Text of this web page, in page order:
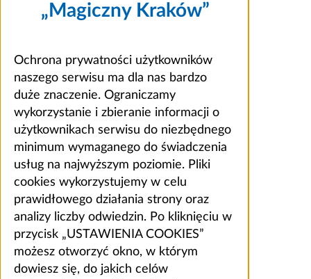
„Magiczny Kraków”
Ochrona prywatności użytkowników
naszego serwisu ma dla nas bardzo
duże znaczenie. Ograniczamy
wykorzystanie i zbieranie informacji o
użytkownikach serwisu do niezbędnego
minimum wymaganego do świadczenia
usług na najwyższym poziomie. Pliki
cookies wykorzystujemy w celu
prawidłowego działania strony oraz
analizy liczby odwiedzin. Po kliknięciu w
przycisk „USTAWIENIA COOKIES”
możesz otworzyć okno, w którym
dowiesz się, do jakich celów